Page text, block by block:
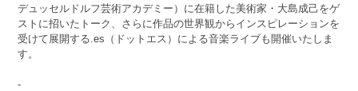
デュッセルドルフ芸術アカデミー）に在籍した美術家・大島成己をゲ
ストに招いたトーク、さらに作品の世界観からインスピレーションを
受けて展開する.es（ドットエス）による音楽ライブも開催いたしま
す。
-